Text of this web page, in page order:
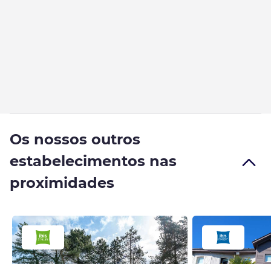
Os nossos outros
estabelecimentos nas
proximidades